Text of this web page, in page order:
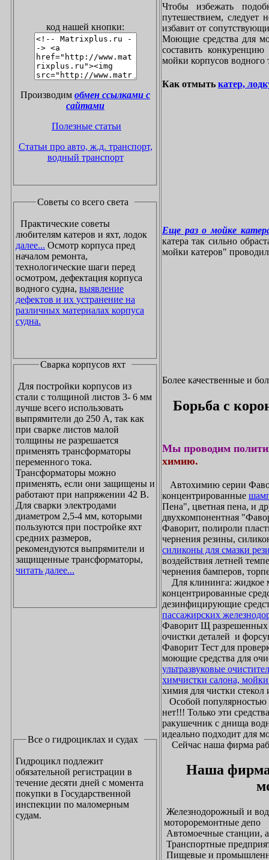
код нашей кнопки:
Производим обмен ссылками с
сайтами
Полезные статьи
Статьи про авто, ж.д. транспорт,
водный транспорт
Советы со всего света
Практические советы
любителям катеров и яхт, лодок
далее... Осмотр корпуса пред
началом ремонта,
технологические шаги перед
осмотром, дефектация корпуса
водного судна, выявление
дефектов и их устранение на
различных материалах корпуса
судна.
Сварка корпусов яхт
Для постройки корпусов из
стали с толщиной листов 3- 6 мм
лучше всего использовать
выпрямители до 250 А, так как
при сварке листов малой
толщины не разрешается
применять трансформаторы
переменного тока.
Трансформаторы можно
применять, если они защищены и
работают при напряжении 42 В.
Для сварки электродами
диаметром 2,5-4 мм, которыми
пользуются при постройке яхт
средних размеров,
рекомендуются выпрямители и
защищенные трансформаторы,
читать далее...
Все о гидроциклах и судах
Гидроцикл подлежит
обязательной регистрации в
течение десяти дней с момента
покупки в Государственной
инспекции по маломерным
судам.
Чтобы избежать
путешествием, следует
избавит от
Моющие средства для
составить
мойки корпусов водного
Как отмыть катер,
Еще раз о мойке
катера так сильно
мойки катеров"
Более качественные и
Борьба с
Мы проводим
химию.
Автохимию серии
концентрированные
Пена", цветная пена, и
двухкомпонентная
Фаворит, полироли
чернения резины,
силиконы для смазки
воздействия летней
чернения бамперов,
Для клининга: жидкое
концентрированные
дезинфицирующие
пассажирских
Фаворит Щ
очистки деталей и
Фаворит Тест для
моющие средства для
ультразвуковые
химчистки салона,
химия для чистки стекол
Особой популярностью
нет!!! Только эти
ракушечник с днища
идеально подходит для
Сейчас наша фирма
Наша фирма
Железнодорожный и
мотороремонтные депо
Автомоечные станции,
Транспортные
Пищевые и